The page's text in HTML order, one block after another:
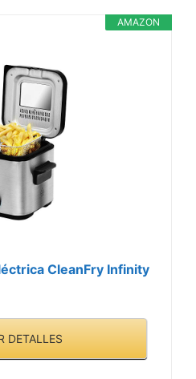
AMAZON
CleanFry Infinity
DETALLES